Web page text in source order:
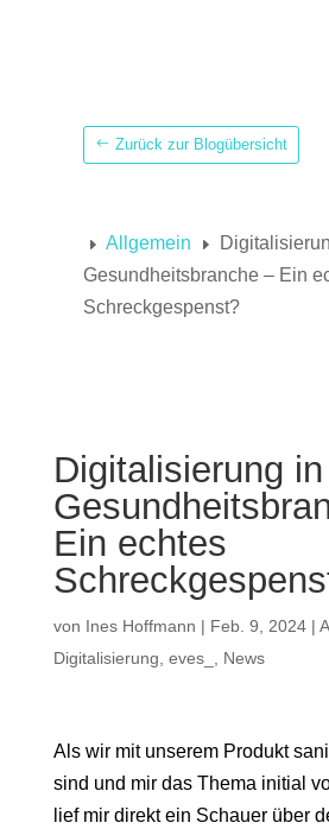
Zurück zur Blogübersicht
E Allgemein E
Gesundheitsbranche – Ein
Schreckgespenst?
Digitalisierung
Ein echtes
von Ines Hoffmann | Feb. 9, 2024|
Digitalisierung eves_ News
Als wir mit unserem Produkt
sind und mir das Thema initial
lief mir direkt ein Schauer über